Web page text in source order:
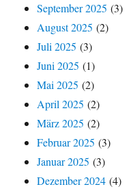
September 2025 (3)
August 2025 (2)
Juli 2025 (3)
Juni 2025 (1)
Mai 2025 (2)
April 2025 (2)
März 2025 (2)
Februar 2025 (3)
Januar 2025 (3)
Dezember 2024 (4)